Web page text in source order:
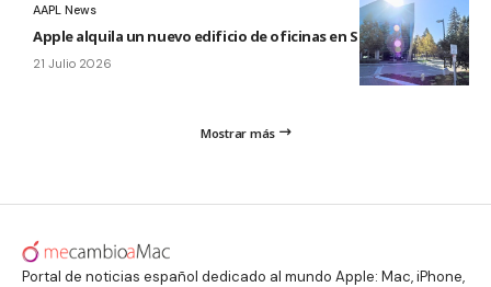
AAPL News
Apple alquila un nuevo edificio de oficinas en Sunnyvale
21 Julio 2026
Mostrar más
Portal de noticias español dedicado al mundo Apple: Mac, iPhone,